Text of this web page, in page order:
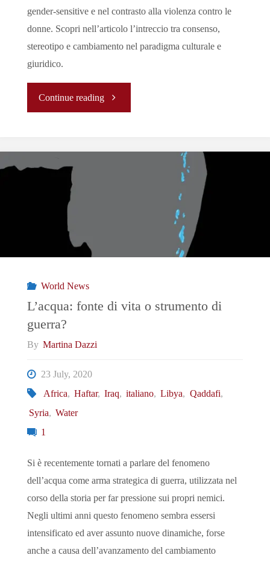
gender-sensitive e nel contrasto alla violenza contro le
donne. Scopri nell’articolo l’intreccio tra consenso,
stereotipo e cambiamento nel paradigma culturale e
giuridico.
Continue reading"La
Amnesty
World News
L’acqua: fonte di vita o strumento di
guerra?
By Martina Dazzi
23 July, 2020
Africa, Haftar, Iraq, italiano, Libya, Qaddafi,
Syria, Water
1
Si è recentemente tornati a parlare del fenomeno
dell’acqua come arma strategica di guerra, utilizzata nel
corso della storia per far pressione sui propri nemici.
Negli ultimi anni questo fenomeno sembra essersi
intensificato ed aver assunto nuove dinamiche, forse
anche a causa dell’avanzamento del cambiamento